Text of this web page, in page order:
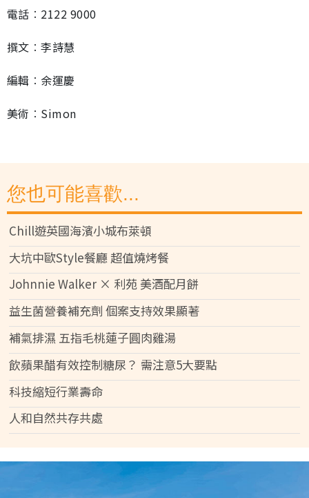
電話︰2122 9000
撰文︰李詩慧
編輯︰余運慶
美術︰Simon
您也可能喜歡...
Chill遊英國海濱小城布萊頓
大坑中歐Style餐廳 超值燒烤餐
Johnnie Walker × 利苑 美酒配月餅
益生菌營養補充劑 個案支持效果顯著
補氣排濕 五指毛桃蓮子圓肉雞湯
飲蘋果醋有效控制糖尿？ 需注意5大要點
科技縮短行業壽命
人和自然共存共處